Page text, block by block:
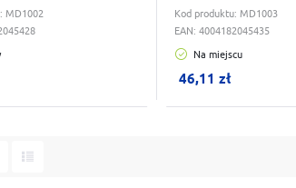
MD1002 Kod produktu: MD1003
EAN:4004182045435
Na miejscu
46,11 zł
W koszyku: